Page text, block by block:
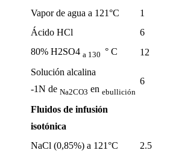
Vapor de agua a 121°C
1
Ácido HCl
6
80% H2SO4 a 130 ° C 12
Solución alcalina
-1N de Na2CO3 en ebullición
6
Fluidos de infusión
isotónica
NaCl (0,85%) a 121°C
2.5